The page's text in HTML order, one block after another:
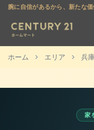
腕に自信があるから、新たな価
ホーム エリア 兵
家